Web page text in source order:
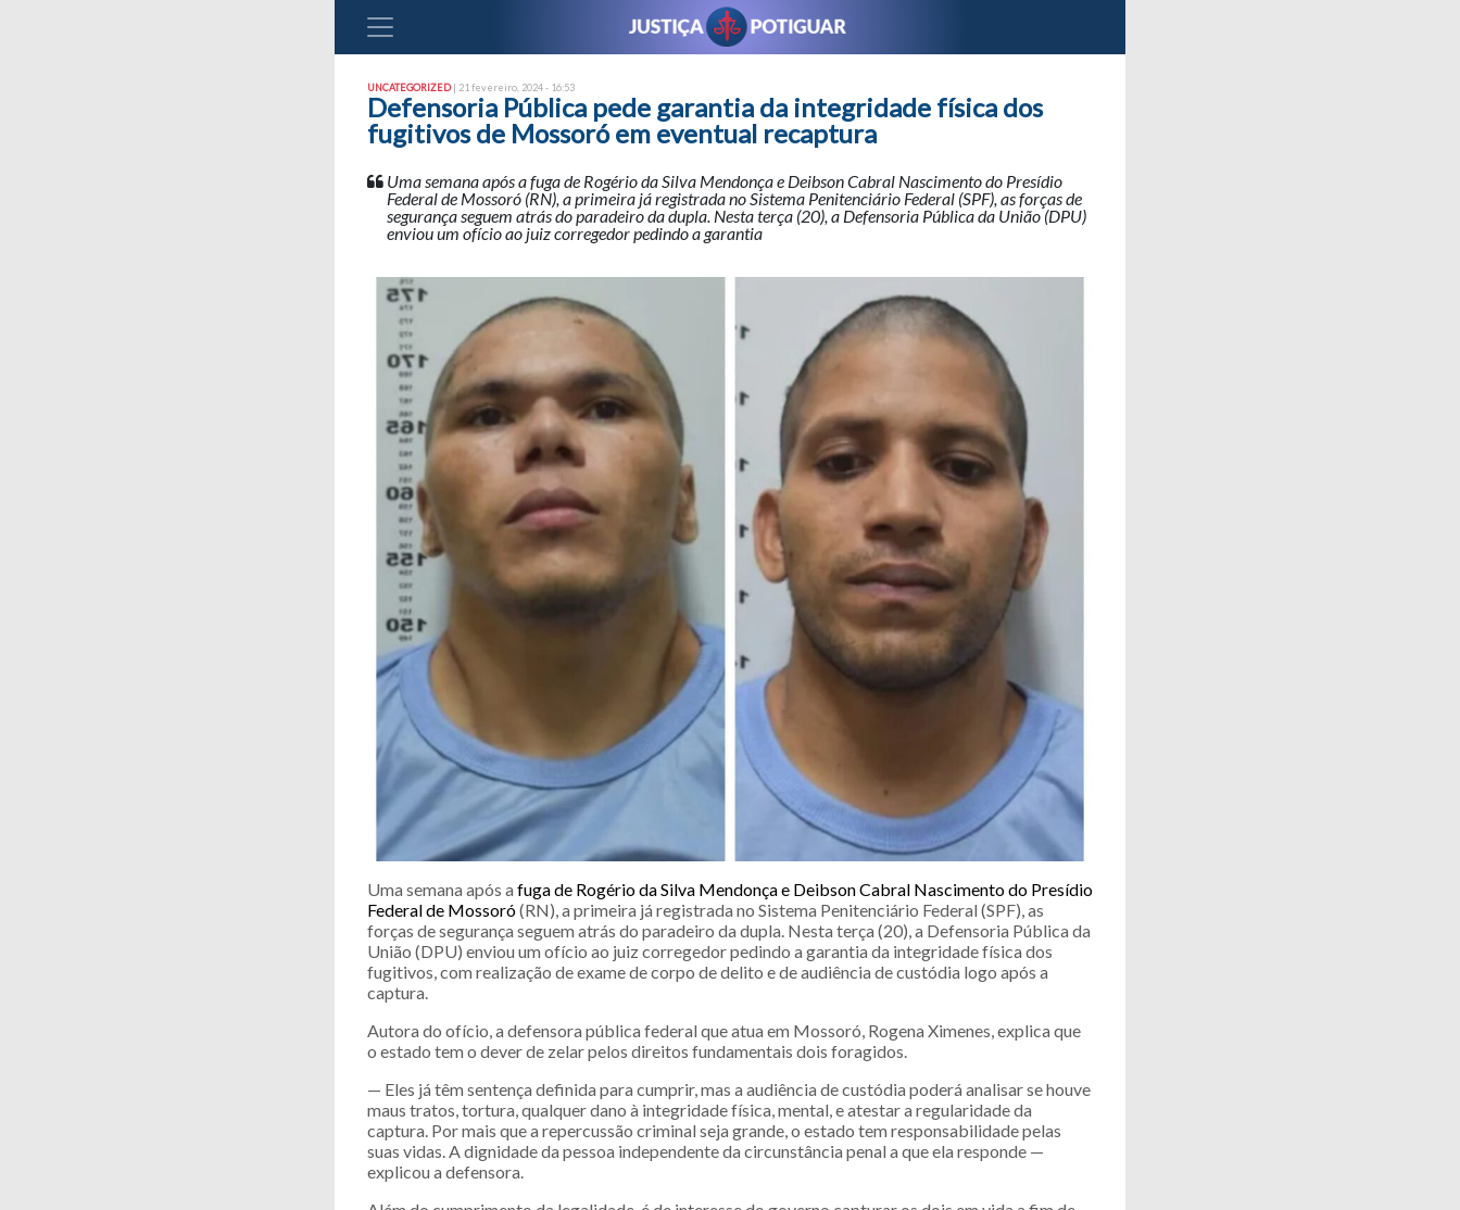
UNCATEGORIZED| 21 fevereiro, 2024 - 16:53
Defensoria Pública pede garantia da integridade física dos
fugitivos de Mossoró em eventual recaptura
Uma semana após a fuga de Rogério da Silva Mendonça e Deibson Cabral Nascimento do Presídio
Federal de Mossoró (RN), a primeira já registrada no Sistema Penitenciário Federal (SPF), as forças de
segurança seguem atrás do paradeiro da dupla. Nesta terça (20), a Defensoria Pública da União (DPU)
enviou um ofício ao juiz corregedor pedindo a garantia
Uma semana após a fuga de Rogério da Silva Mendonça e Deibson Cabral Nascimento do Presídio
Federal de Mossoró(RN), a primeira já registrada no Sistema Penitenciário Federal (SPF), as
forças de segurança seguem atrás do paradeiro da dupla. Nesta terça (20), a Defensoria Pública da
União (DPU) enviou um ofício ao juiz corregedor pedindo a garantia da integridade física dos
fugitivos, com realização de exame de corpo de delito e de audiência de custódia logo após a
captura.
Autora do ofício, a defensora pública federal que atua em Mossoró, Rogena Ximenes, explica que
o estado tem o dever de zelar pelos direitos fundamentais dois foragidos.
— Eles já têm sentença definida para cumprir, mas a audiência de custódia poderá analisar se houve
maus tratos, tortura, qualquer dano à integridade física, mental, e atestar a regularidade da
captura. Por mais que a repercussão criminal seja grande, o estado tem responsabilidade pelas
suas vidas. A dignidade da pessoa independente da circunstância penal a que ela responde —
explicou a defensora.